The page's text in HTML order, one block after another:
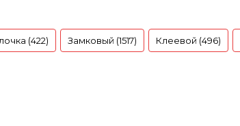
(422) Замковый (1517) Клеевой (496)